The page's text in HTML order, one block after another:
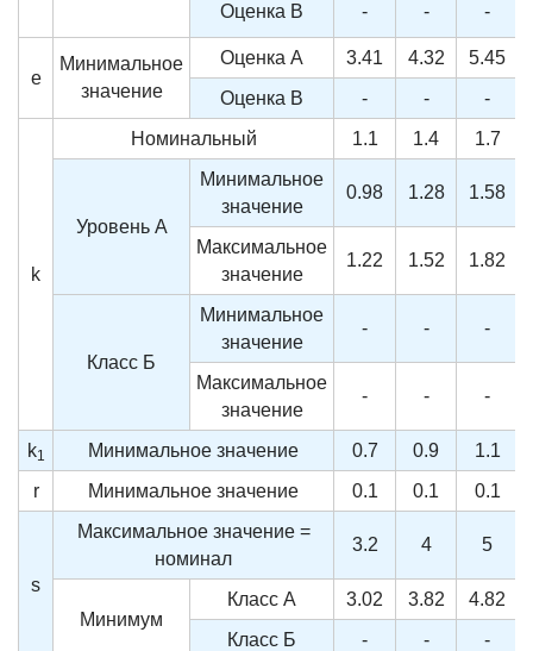
Оценка B - - -
e
Минимальное
значение
Оценка A 3.41 4.32 5.45
Оценка B
- - -
k
Номинальный 1.1 1.4 1.7
Уровень А
Минимальное
значение
0.98 1.28 1.58
Максимальное
значение
1.22 1.52 1.82
Класс Б
Минимальное
значение
- - -
Максимальное
значение
- - -
k1 Минимальное значение 0.7 0.9
1.1
r
Минимальное значение 0.1 0.1 0.1
s
Максимальное значение =
номинал
3.2 4 5
Минимум
Класс А 3.02 3.82 4.82
Класс Б
- -
-